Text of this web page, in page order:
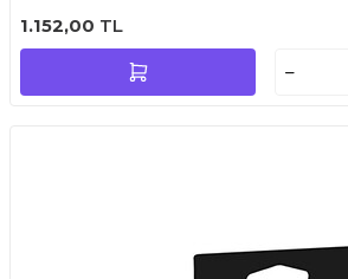
1.152,00 TL